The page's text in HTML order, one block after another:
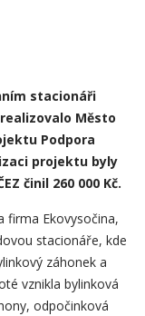
stacionáři
Město
Podpora
projektu byly
činil 260 000 Kč.
firma Ekovysočina,
stacionáře, kde
záhonek a
vznikla bylinková
odpočinková